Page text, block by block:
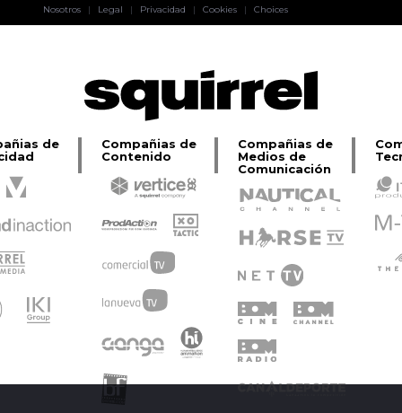
Nosotros | Legal | Privacidad | Cookies | Choices
de
Compañias de
Contenido
Compañias de
Medios de
Comunicación